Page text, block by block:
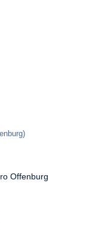
)
Offenburg